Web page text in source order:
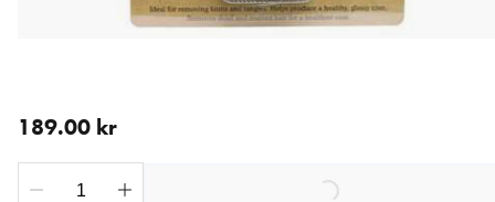
189.00 kr
Loading...